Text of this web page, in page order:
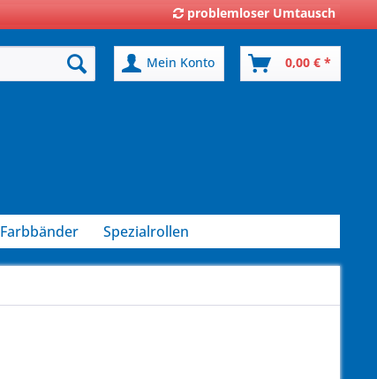
problemloser Umtausch
Mein Konto 0,00 € *
Farbbänder Spezialrollen